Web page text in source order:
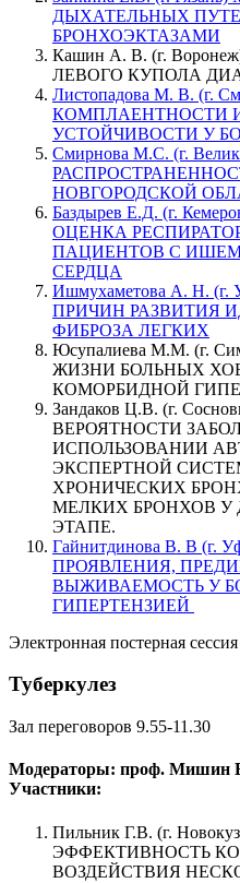
ДЫХАТЕЛЬНЫХ
БРОНХОЭКТАЗАМИ
Кашин А. В. (г.
ЛЕВОГО КУПОЛА
Листопадова М. В. (г.
КОМПЛАЕНТНОСТИ
УСТОЙЧИВОСТИ У
Смирнова М.С. (г.
НОВГОРОДСКОЙ
Баздырев Е.Д. (г.
ОЦЕНКА
ПАЦИЕНТОВ С
СЕРДЦА
Ишмухаметова А. Н.
ПРИЧИН РАЗВИТИЯ
ФИБРОЗА ЛЕГКИХ
Юсупалиева М.М. (г.
ЖИЗНИ БОЛЬНЫХ
КОМОРБИДНОЙ
Зандаков Ц.В. (г.
ВЕРОЯТНОСТИ
ИСПОЛЬЗОВАНИИ
ЭКСПЕРТНОЙ
ХРОНИЧЕСКИХ
МЕЛКИХ БРОНХОВ У
ЭТАПЕ.
Гайнитдинова В. В
ПРОЯВЛЕНИЯ,
ВЫЖИВАЕМОСТЬ У
ГИПЕРТЕНЗИЕЙ
Электронная постерная
Туберкулез
Зал переговоров 9.55-11.30
Модераторы: проф. Мишин
Участники:
Пильник Г.В. (г.
ЭФФЕКТИВНОСТЬ
ВОЗДЕЙСТВИЯ